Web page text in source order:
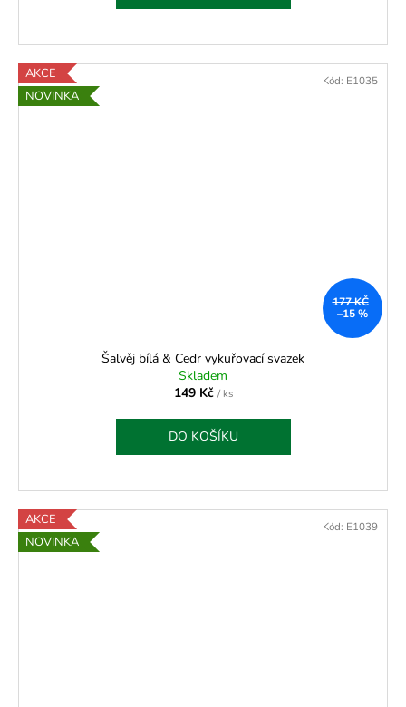
AKCE
NOVINKA
177 KČ
–15 %
Šalvěj bílá & Cedr vykuřovací svazek
Skladem
149 Kč / ks
DO KOŠÍKU
Kód: E1035
AKCE
NOVINKA
Kód: E1039